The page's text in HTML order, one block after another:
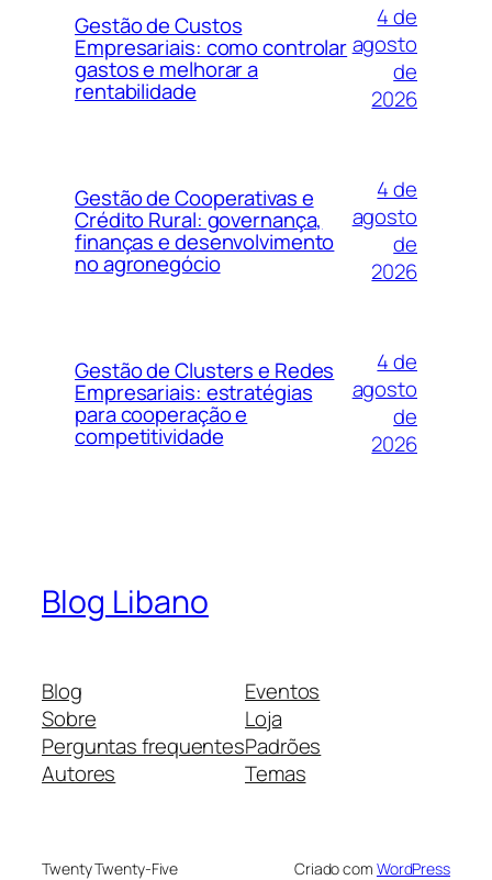
Gestão de Custos
Empresariais: como controlar
gastos e melhorar a
rentabilidade
4 de
agosto
de
2026
Gestão de Cooperativas e
Crédito Rural: governança,
finanças e desenvolvimento
no agronegócio
4 de
agosto
de
2026
Gestão de Clusters e Redes
Empresariais: estratégias
para cooperação e
competitividade
4 de
agosto
de
2026
Blog Libano
Blog
Sobre
Perguntas frequentes
Autores
Eventos
Loja
Padrões
Temas
Twenty Twenty-Five Criado com WordPress